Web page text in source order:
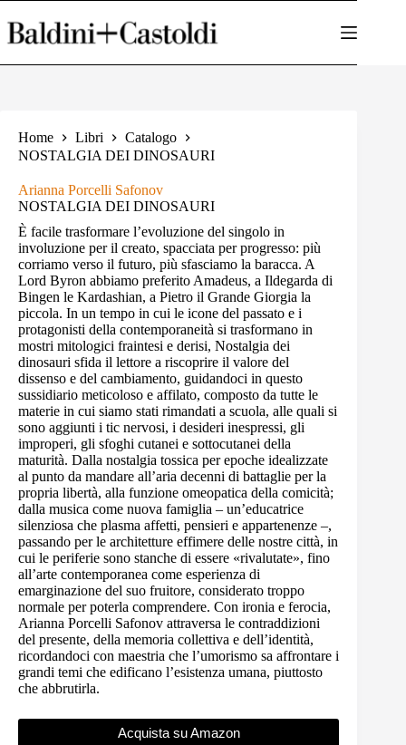
al
contenuto
Home Libri
Catalogo
NOSTALGIA DEI DINOSAURI
Arianna Porcelli Safonov
NOSTALGIA DEI DINOSAURI
È facile trasformare l’evoluzione del singolo in
involuzione per il creato, spacciata per progresso: più
corriamo verso il futuro, più sfasciamo la baracca. A
Lord Byron abbiamo preferito Amadeus, a Ildegarda di
Bingen le Kardashian, a Pietro il Grande Giorgia la
piccola. In un tempo in cui le icone del passato e i
protagonisti della contemporaneità si trasformano in
mostri mitologici fraintesi e derisi, Nostalgia dei
dinosauri sfida il lettore a riscoprire il valore del
dissenso e del cambiamento, guidandoci in questo
sussidiario meticoloso e affilato, composto da tutte le
materie in cui siamo stati rimandati a scuola, alle quali si
sono aggiunti i tic nervosi, i desideri inespressi, gli
improperi, gli sfoghi cutanei e sottocutanei della
maturità. Dalla nostalgia tossica per epoche idealizzate
al punto da mandare all’aria decenni di battaglie per la
propria libertà, alla funzione omeopatica della comicità;
dalla musica come nuova famiglia – un’educatrice
silenziosa che plasma affetti, pensieri e appartenenze –,
passando per le architetture effimere delle nostre città, in
cui le periferie sono stanche di essere «rivalutate», fino
all’arte contemporanea come esperienza di
emarginazione del suo fruitore, considerato troppo
normale per poterla comprendere. Con ironia e ferocia,
Arianna Porcelli Safonov attraversa le contraddizioni
del presente, della memoria collettiva e dell’identità,
ricordandoci con maestria che l’umorismo sa affrontare i
grandi temi che edificano l’esistenza umana, piuttosto
che abbrutirla.
Acquista su Amazon